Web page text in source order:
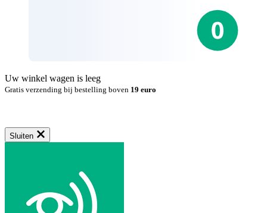
Uw winkel wagen is leeg
Gratis verzending bij bestelling boven 19 euro
Sluiten